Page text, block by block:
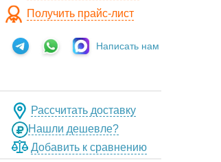
Получить прайс-лист
Написать нам
Рассчитать доставку
Нашли дешевле?
Добавить к сравнению